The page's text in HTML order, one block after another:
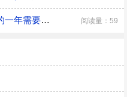
新的一年如何提升自己 自己在新的一年需要改变的三大方面 阅读量：59